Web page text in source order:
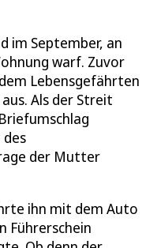
im September, an
warf. Zuvor
Lebensgefährten
Als der Streit
der Mutter
ihn mit dem Auto
Führerschein